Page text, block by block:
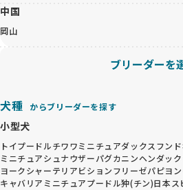
中国
岡山
ブリーダーを
犬種 からブリーダーを探す
小型犬
トイプードルチワワミニチュアダックスフンド
ミニチュアシュナウザーパグカニンヘンダッ
ヨークシャーテリアビションフリーゼパピヨン
キャバリア ミニチュアプードル狆(チン)日本ス